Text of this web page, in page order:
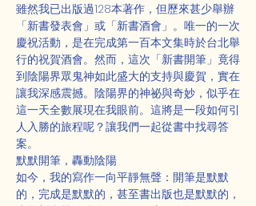
雖然我已出版過128本著作，但歷來甚少舉辦
「新書發表會」或「新書酒會」。唯一的一次
慶祝活動，是在完成第一百本文集時於台北舉
行的祝賀酒會。然而，這次「新書開筆」竟得
到陰陽界眾鬼神如此盛大的支持與慶賀，實在
讓我深感震撼。陰陽界的神祕與奇妙，似乎在
這一天全數展現在我眼前。這將是一段如何引
人入勝的旅程呢？讓我們一起從書中找尋答
案。
默默開筆，轟動陰陽
如今，我的寫作一向平靜無聲：開筆是默默
的，完成是默默的，甚至書出版也是默默的，